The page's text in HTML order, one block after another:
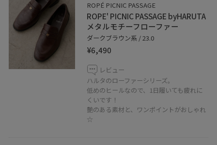
ROPÉ PICNIC PASSAGE
ROPE' PICNIC PASSAGE byHARUTA
メタルモチーフローファー
ダークブラウン系 / 23.0
¥6,490
レビュー
ハルタのローファーシリーズ。
低めのヒールなので、1日履いても疲れに
くいです！
艶のある素材と、ワンポイントがおしゃれ
☆